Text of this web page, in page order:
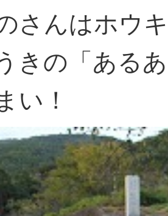
さんはホウ
きの「ある
い！